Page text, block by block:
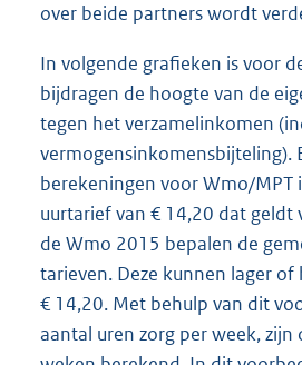
over beide partners wordt
In volgende grafieken is voor
bijdragen de hoogte van de
tegen het verzamelinkomen
vermogensinkomensbijteling).
berekeningen voor Wmo/MPT
uurtarief van € 14,20 dat geldt
de Wmo 2015 bepalen de
tarieven. Deze kunnen lager of
€ 14,20. Met behulp van dit
aantal uren zorg per week, zijn